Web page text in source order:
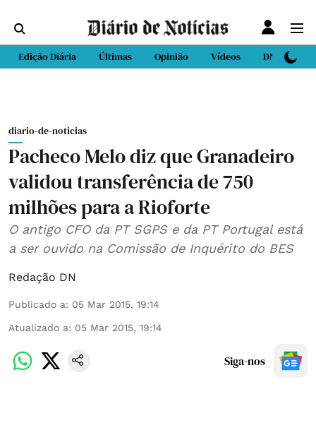
Edição Diária Últimas Opinião Vídeos DN Sport
diario-de-noticias
Pacheco Melo diz que Granadeiro
validou transferência de 750
milhões para a Rioforte
O antigo CFO da PT SGPS e da PT Portugal está
a ser ouvido na Comissão de Inquérito do BES
Redação DN
Publicado a: 05 Mar 2015, 19:14
Atualizado a: 05 Mar 2015, 19:14
Siga-nos